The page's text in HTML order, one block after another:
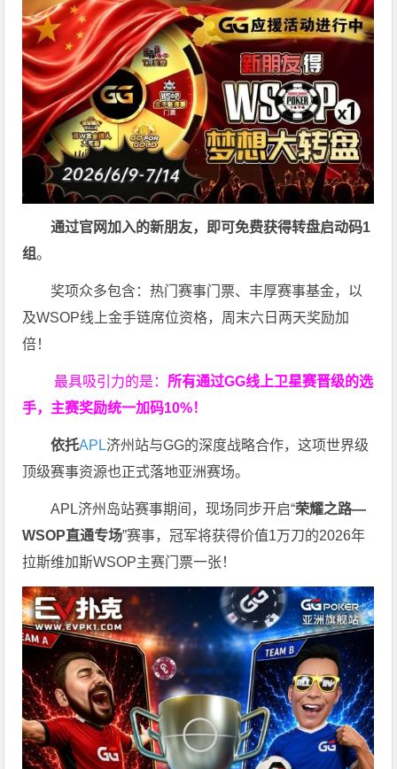
通过官网加入的新朋友，即可免费获得转盘启动码1
组。
奖项众多包含：热门赛事门票、丰厚赛事基金，以
及WSOP线上金手链席位资格， 周末六日两天奖励加
倍！
最具吸引力的是： 所有通过GG线上卫星赛晋级的选
手，主赛奖励统一加码10%！
依托APL济州站与GG的深度战略合作，这项世界级
顶级赛事资源也正式落地亚洲赛场。
APL济州岛站赛事期间，现场同步开启“荣耀之路—
WSOP直通专场”赛事，冠军将获得价值1万刀的2026年
拉斯维加斯WSOP主赛门票一张！